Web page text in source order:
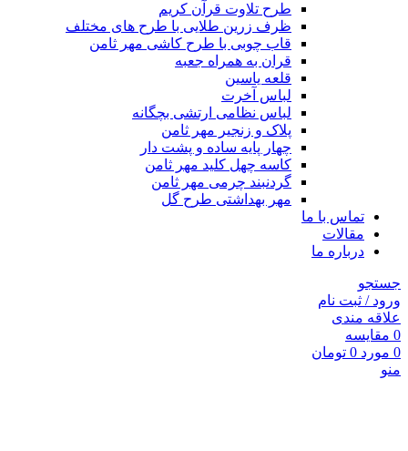
طرح تلاوت قرآن کریم
ظرف زرین طلایی با طرح های مختلف
قاب چوبی با طرح کاشی مهر ثامن
قران به همراه جعبه
قلعه یاسین
لباس آخرت
لباس نظامی ارتشی بچگانه
پلاک و زنجیر مهر ثامن
چهار پايه ساده و پشت دار
کاسه چهل کلید مهر ثامن
گردنبند چرمی مهر ثامن
مهر بهداشتی طرح گل
تماس با ما
مقالات
درباره ما
جستجو
ورود / ثبت نام
علاقه مندی
0 مقايسه
0 مورد 0 تومان
منو